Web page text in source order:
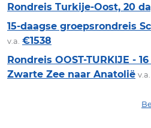
Rondreis Turkije-Oost, 20
15-daagse groepsrondreis
v.a. €1538
Rondreis OOST-TURKIJE -
Zwarte Zee naar Anatolië v.a.